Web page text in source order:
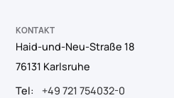
KONTAKT
Haid-und-Neu-Straße 18
76131 Karlsruhe
Tel:
+49 721 754032-0